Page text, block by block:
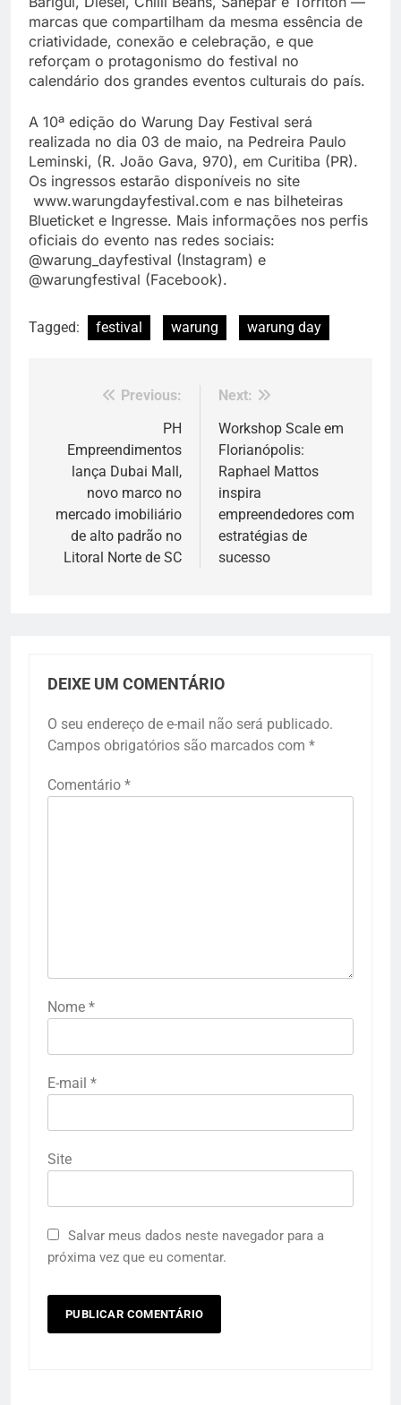
marcas que compartilham da mesma essência de
criatividade, conexão e celebração, e que
reforçam o protagonismo do festival no
calendário dos grandes eventos culturais do país.
A 10ª edição do Warung Day Festival será
realizada no dia 03 de maio, na Pedreira Paulo
Leminski, (R. João Gava, 970), em Curitiba (PR).
Os ingressos estarão disponíveis no site
www.warungdayfestival.com e nas bilheteiras
Blueticket e Ingresse. Mais informações nos perfis
oficiais do evento nas redes sociais:
@warung_dayfestival (Instagram) e
@warungfestival (Facebook).
Tagged: festival warung warung day
Navegação
Post
Previous:
PH
Empreendimentos
lança Dubai Mall,
novo marco no
mercado imobiliário
de alto padrão no
Litoral Norte de SC
Next:
Workshop Scale em
Florianópolis:
Raphael Mattos
inspira
empreendedores com
estratégias de
sucesso
DEIXE UM COMENTÁRIO
O seu endereço de e-mail não será publicado.
Campos obrigatórios são marcados com *
Comentário *
Nome *
E-mail *
Site
Salvar meus dados neste navegador para a
próxima vez que eu comentar.